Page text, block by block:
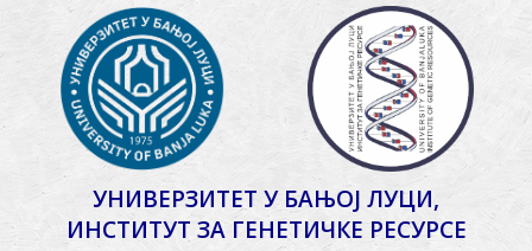
УНИВЕРЗИТЕТ У БАЊОЈ ЛУЦИ,
ИНСТИТУТ ЗА ГЕНЕТИЧКЕ РЕСУРСЕ